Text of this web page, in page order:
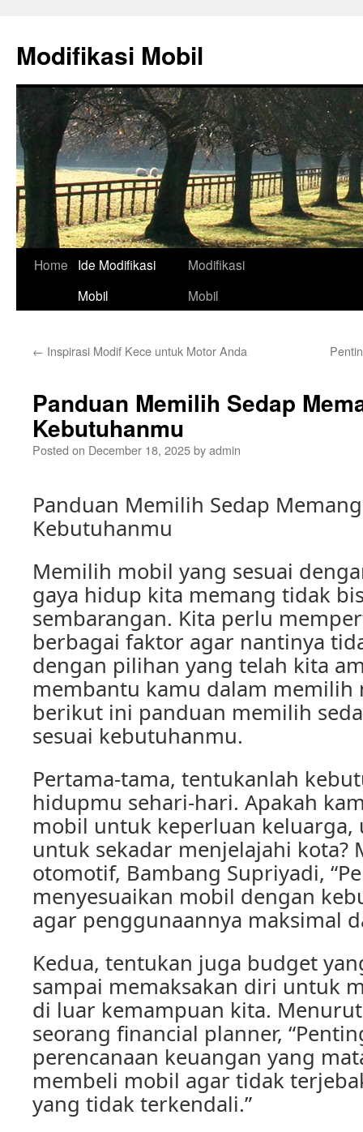
content
Modifikasi Mobil
Home
Ide Modifikasi
Mobil
Modifikasi
Mobil
← Inspirasi Modif Kece untuk Motor Anda
Panduan Memilih Sedap
Kebutuhanmu
Posted on December 18, 2025byadmin
Panduan Memilih Sedap
Kebutuhanmu
Memilih mobil yang sesuai
gaya hidup kita memang tidak
sembarangan. Kita perlu
berbagai faktor agar nantinya
dengan pilihan yang telah kita
membantu kamu dalam memilih
berikut ini panduan memilih
sesuai kebutuhanmu.
Pertama-tama, tentukanlah
hidupmu sehari-hari. Apakah
mobil untuk keperluan keluarga,
untuk sekadar menjelajahi kota?
otomotif, Bambang Supriyadi,
menyesuaikan mobil dengan
agar penggunaannya maksimal
Kedua, tentukan juga budget
sampai memaksakan diri untuk
di luar kemampuan kita.
seorang financial planner,
perencanaan keuangan yang
membeli mobil agar tidak
yang tidak terkendali.”